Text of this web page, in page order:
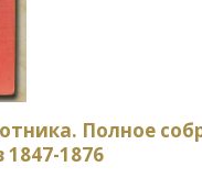
Полное
1847-1876